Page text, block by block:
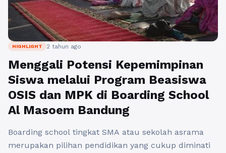
HIGHLIGHT 2 tahun ago
Menggali Potensi Kepemimpinan
Siswa melalui Program Beasiswa
OSIS dan MPK di Boarding School
Al Masoem Bandung
Boarding school tingkat SMA atau sekolah asrama
merupakan pilihan pendidikan yang cukup diminati